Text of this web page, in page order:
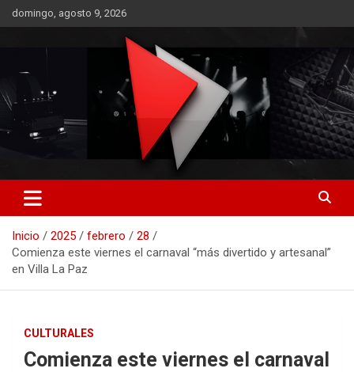
Saltar
al
domingo, agosto 9, 2026
RO CONTENIDOS
Inicio 2025 febrero
28
Comienza este viernes el carnaval “más divertido y artesanal”
en Villa La Paz
CULTURALES
Comienza este viernes el carnaval